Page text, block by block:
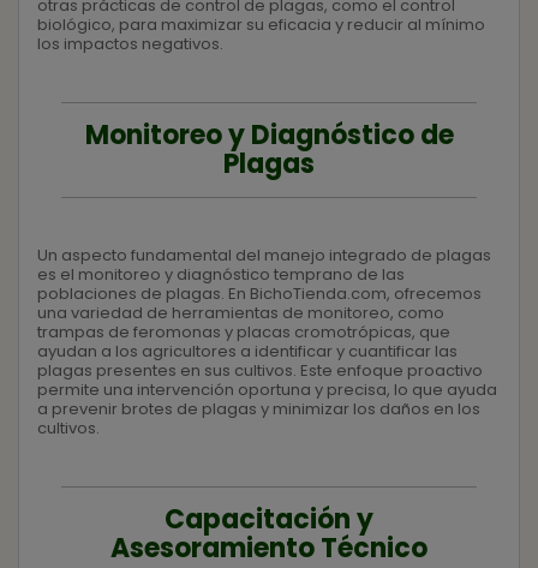
otras prácticas de control de plagas, como el control
biológico, para maximizar su eficacia y reducir al mínimo
los impactos negativos.
Monitoreo y Diagnóstico de
Plagas
Un aspecto fundamental del manejo integrado de plagas
es el monitoreo y diagnóstico temprano de las
poblaciones de plagas. En BichoTienda.com, ofrecemos
una variedad de herramientas de monitoreo, como
trampas de feromonas y placas cromotrópicas, que
ayudan a los agricultores a identificar y cuantificar las
plagas presentes en sus cultivos. Este enfoque proactivo
permite una intervención oportuna y precisa, lo que ayuda
a prevenir brotes de plagas y minimizar los daños en los
cultivos.
Capacitación y
Asesoramiento Técnico